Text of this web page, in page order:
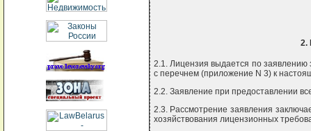
2.
2.1. Лицензия выдается по заявлению
с перечнем (приложение N 3) к
2.2. Заявление при предоставлении
2.3. Рассмотрение заявления
хозяйствования лицензионных